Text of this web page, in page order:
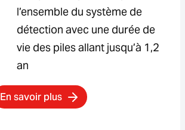
l’ensemble du système de
détection avec une durée de
vie des piles allant jusqu’à 1,2
an
En savoir plus